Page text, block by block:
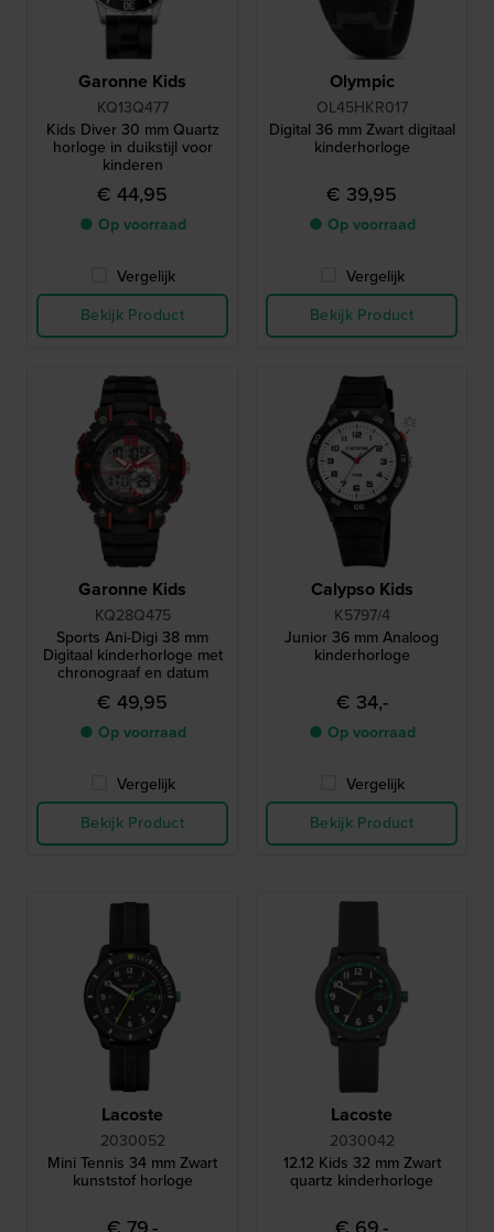
Garonne Kids
KQ13Q477
Kids Diver 30 mm Quartz
horloge in duikstijl voor
kinderen
€ 44,95
● Op voorraad
Vergelijk
Bekijk Product
Olympic
OL45HKR017
Digital 36 mm Zwart digitaal
kinderhorloge
€ 39,95
● Op voorraad
Vergelijk
Bekijk Product
Garonne Kids
KQ28Q475
Sports Ani-Digi 38 mm
Digitaal kinderhorloge met
chronograaf en datum
€ 49,95
● Op voorraad
Vergelijk
Bekijk Product
Calypso Kids
K5797/4
Junior 36 mm Analoog
kinderhorloge
€ 34,-
● Op voorraad
Vergelijk
Bekijk Product
Lacoste
2030052
Mini Tennis 34 mm Zwart
kunststof horloge
Lacoste
2030042
12.12 Kids 32 mm Zwart
quartz kinderhorloge